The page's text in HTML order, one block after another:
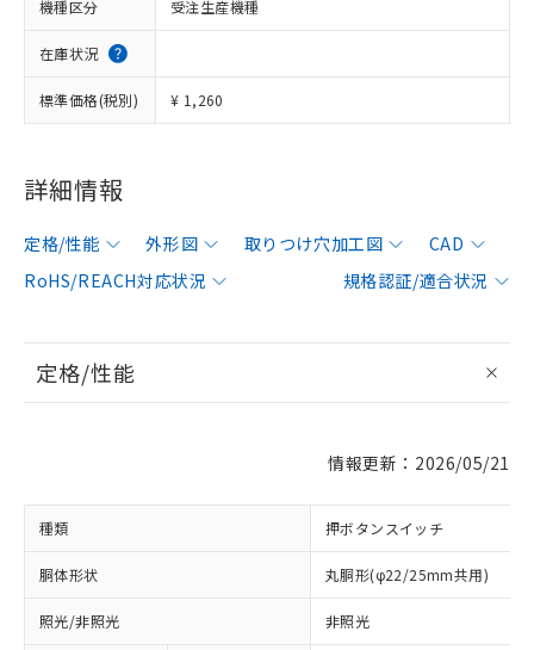
機種区分 受注生産機種
在庫状況
標準価格(税別) ¥ 1,260
詳細情報
定格/性能 外形図 取りつけ穴加工図
CAD
RoHS/REACH対応状況
規格認証/適合状況
定格/性能
情報更新：2026/05/21
種類 押ボタンスイッチ
胴体形状 丸胴形(φ22/25mm共用)
照光/非照光 非照光